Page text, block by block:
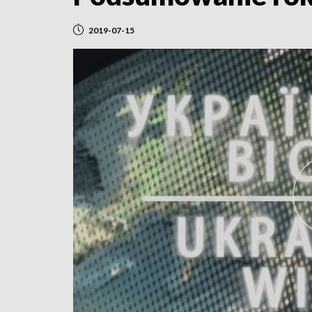
2019-07-15